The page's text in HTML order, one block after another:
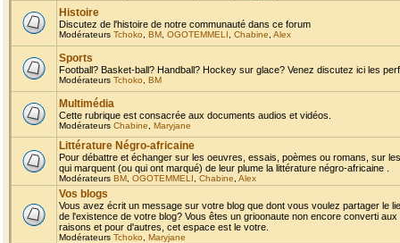
Histoire
Discutez de l'histoire de notre communauté dans ce forum
Modérateurs Tchoko BM OGOTEMMELI Chabine Alex
Sports
Football? Basket-ball? Handball? Hockey sur glace? Venez discutez ici les
Modérateurs Tchoko BM
Multimédia
Cette rubrique est consacrée aux documents audios et vidéos.
Modérateurs Chabine Maryjane
Littérature Négro-africaine
Pour débattre et échanger sur les oeuvres, essais, poèmes ou romans, sur
qui marquent (ou qui ont marqué) de leur plume la littérature négro-africaine .
Modérateurs BM OGOTEMMELI Chabine Alex
Vos blogs
Vous avez écrit un message sur votre blog que dont vous voulez partager le
de l'existence de votre blog? Vous êtes un grioonaute non encore converti
raisons et pour d'autres, cet espace est le votre.
Modérateurs Tchoko Maryjane